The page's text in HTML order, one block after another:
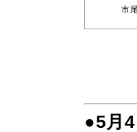
市
●5月